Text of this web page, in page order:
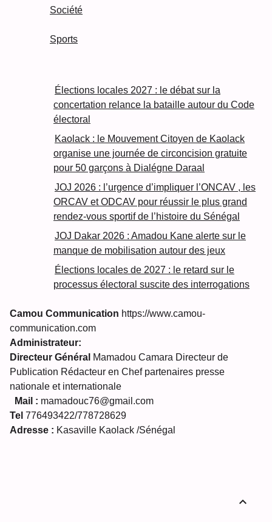
Société
Sports
Élections locales 2027 : le débat sur la
concertation relance la bataille autour du Code
électoral
Kaolack : le Mouvement Citoyen de Kaolack
organise une journée de circoncision gratuite
pour 50 garçons à Dialégne Daraal
JOJ 2026 : l’urgence d’impliquer l’ONCAV , les
ORCAV et ODCAV pour réussir le plus grand
rendez-vous sportif de l’histoire du Sénégal
JOJ Dakar 2026 : Amadou Kane alerte sur le
manque de mobilisation autour des jeux
Élections locales de 2027 : le retard sur le
processus électoral suscite des interrogations
Camou Communication https://www.camou-
communication.com
Administrateur:
Directeur Général Mamadou Camara Directeur de
Publication Rédacteur en Chef partenaires presse
nationale et internationale
Mail : mamadouc76@gmail.com
Tel 776493422/778728629
Adresse : Kasaville Kaolack /Sénégal
expand_less